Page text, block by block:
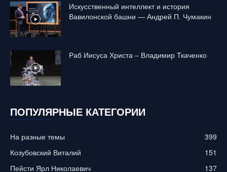
Искусственный интеллект и история
Вавилонской башни — Андрей П. Чумакин
Раб Иисуса Христа – Владимир Ткаченко
ПОПУЛЯРНЫЕ КАТЕГОРИИ
На разные темы
399
Козубовский Виталий
151
Пейсти Ярл Николаевич
137